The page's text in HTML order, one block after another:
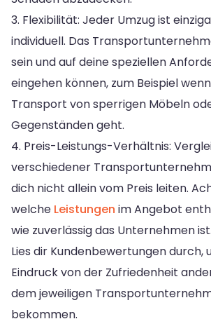
3. Flexibilität: Jeder Umzug ist
individuell. Das
sein und auf deine speziellen
eingehen können, zum Beispiel
Transport von sperrigen Möbeln
Gegenständen geht.
4. Preis-Leistungs-Verhältnis:
verschiedener
dich nicht allein vom Preis leiten.
welche Leistungen im Angebot
wie zuverlässig das Unternehmen ist.
Lies dir Kundenbewertungen durch,
Eindruck von der Zufriedenheit
dem jeweiligen
bekommen.